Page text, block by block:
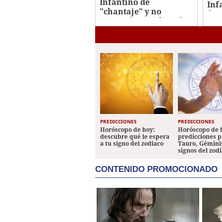
"chantaje" y no
apoyará su reelección
PREDICCIONES
Horóscopo de hoy:
descubre qué le espera
a tu signo del zodiaco
PREDICCIONES
Horóscopo de
predicciones
Tauro,
signos del
CONTENIDO PROMOCIONADO